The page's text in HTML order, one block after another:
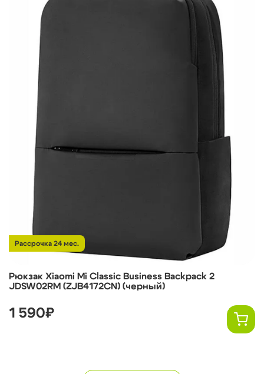
Рассрочка 24 мес.
Рюкзак Xiaomi Mi Classic Business Backpack 2
JDSW02RM (ZJB4172CN) (черный)
1 590₽